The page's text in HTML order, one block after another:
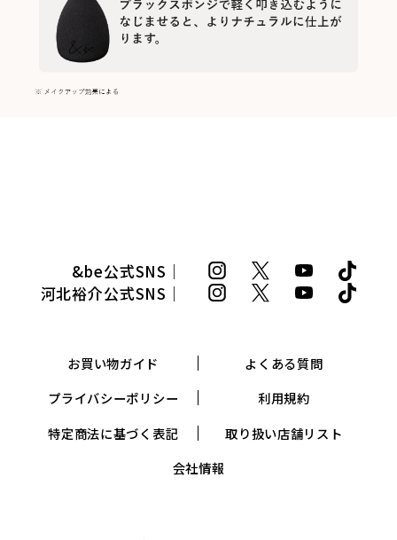
&be公式SNS｜
河北裕介公式SNS｜
お買い物ガイド
よくある質問
プライバシーポリシー
利用規約
特定商法に基づく表記
取り扱い店舗リスト
会社情報